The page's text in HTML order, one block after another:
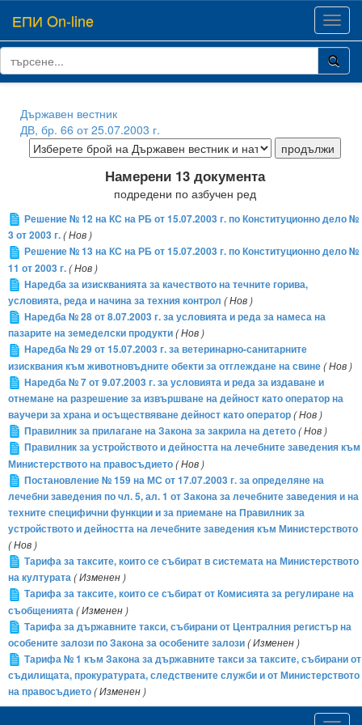
ЕПИ On-line
Държавен вестник
ДВ, бр. 66 от 25.07.2003 г.
Намерени 13 документа
подредени по азбучен ред
Решение № 12 на КС на РБ от 15.07.2003 г. по Конституционно дело №
3 от 2003 г.( Нов )
Решение № 13 на КС на РБ от 15.07.2003 г. по Конституционно дело №
11 от 2003 г.( Нов )
Наредба за изискванията за качеството на течните горива,
условията, реда и начина за техния контрол ( Нов )
Наредба № 28 от 8.07.2003 г. за условията и реда за намеса на
пазарите на земеделски продукти( Нов )
Наредба № 29 от 15.07.2003 г. за ветеринарно-санитарните
изисквания към животновъдните обекти за отглеждане на свине( Нов )
Наредба № 7 от 9.07.2003 г. за условията и реда за издаване и
отнемане на разрешение за извършване на дейност като оператор на
ваучери за храна и осъществяване дейност като оператор( Нов )
Правилник за прилагане на Закона за закрила на детето( Нов )
Правилник за устройството и дейността на лечебните заведения към
Министерството на правосъдието( Нов )
Постановление № 159 на МС от 17.07.2003 г. за определяне на
лечебни заведения по чл. 5, ал. 1 от Закона за лечебните заведения и на
техните специфични функции и за приемане на Правилник за
устройството и дейността на лечебните заведения към Министерството
( Нов )
Тарифа за таксите, които се събират в системата на Министерството
на културата( Изменен )
Тарифа за таксите, които се събират от Комисията за регулиране на
съобщенията( Изменен )
Тарифа за държавните такси, събирани от Централния регистър на
особените залози по Закона за особените залози( Изменен )
Тарифа № 1 към Закона за държавните такси за таксите, събирани от
съдилищата, прокуратурата, следствените служби и от Министерството
на правосъдието( Изменен )